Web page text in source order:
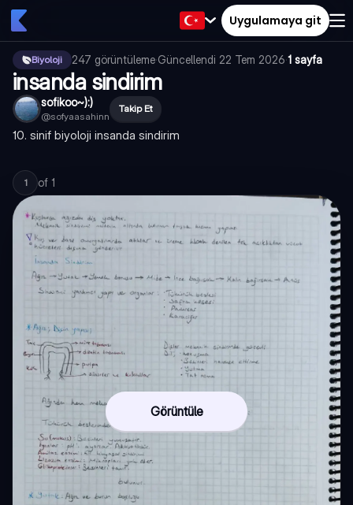
Uygulamaya git
Biyoloji 247 görüntüleme·Güncellendi 22 Tem 2026·1 sayfa
insanda sindirim
sofikoo~):)
@sofyaasahinn
Takip Et
10. sinif biyoloji insanda sindirim
1 of 1
Görüntüle